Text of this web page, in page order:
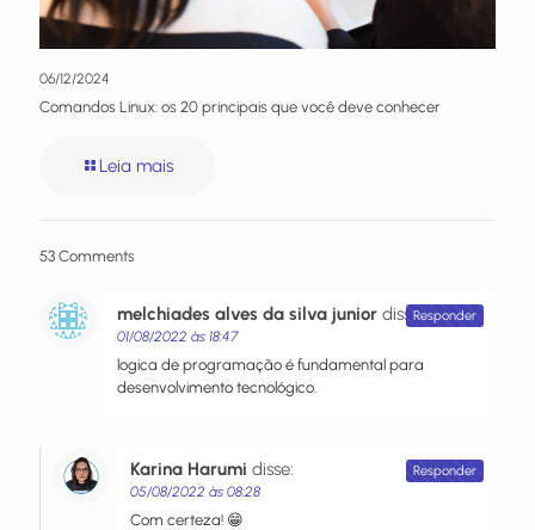
06/12/2024
Comandos Linux: os 20 principais que você deve conhecer
Leia mais
53 Comments
melchiades alves da silva junior disse:
01/08/2022 às 18:47
logica de programação é fundamental para
desenvolvimento tecnológico.
Responder
Karina Harumi disse:
05/08/2022 às 08:28
Com certeza! 😁
Responder